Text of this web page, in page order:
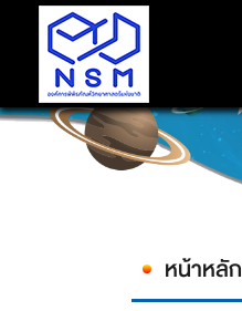
หน้าหลัก